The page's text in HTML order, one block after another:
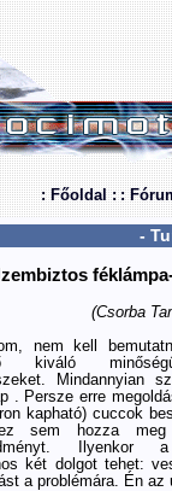
: Főoldal : :
-
(Csorba
nem kell
kiváló
Mindannyian
. Persze erre
kapható) cuccok
sem hozza
Ilyenkor
két dolgot tehet:
a problémára. Én